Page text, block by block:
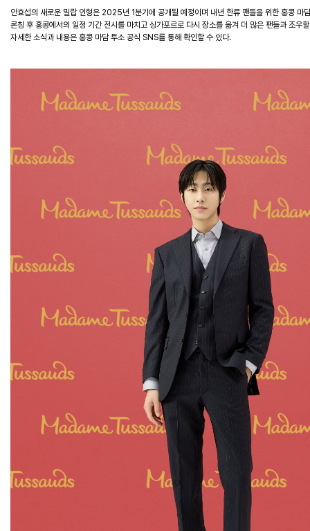
안효섭의 새로운 밀랍 인형은 2025년 1분기에 공개될 예정이며 내년 한류 팬들을 위한 홍콩 마담
론칭 후 홍콩에서의 일정 기간 전시를 마치고 싱가포르로 다시 장소를 옮겨 더 많은 팬들과 조우할
자세한 소식과 내용은 홍콩 마담 투소 공식 SNS를 통해 확인할 수 있다.